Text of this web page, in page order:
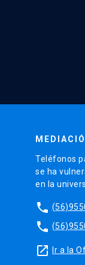
Teléfonos
se ha
en la
phone
phone
launch Ir a la